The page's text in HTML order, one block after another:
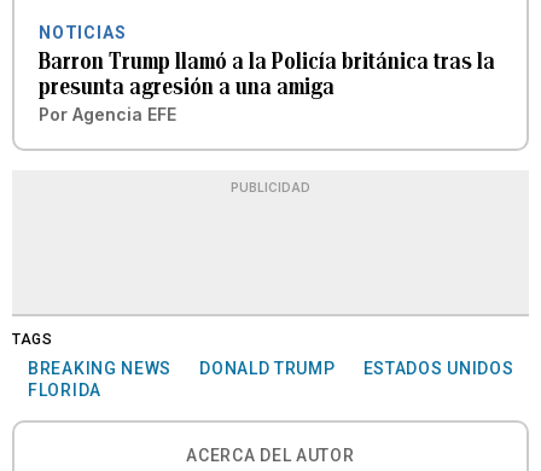
NOTICIAS
Barron Trump llamó a la Policía británica tras la
presunta agresión a una amiga
Por Agencia EFE
PUBLICIDAD
TAGS
BREAKING NEWS DONALD TRUMP
ESTADOS UNIDOS
FLORIDA
ACERCA DEL AUTOR